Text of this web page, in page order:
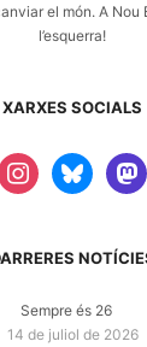
el món. A Nou
l’esquerra!
XARXES SOCIALS
instagrambluesky
Sempre és 26
14 de juliol de 2026